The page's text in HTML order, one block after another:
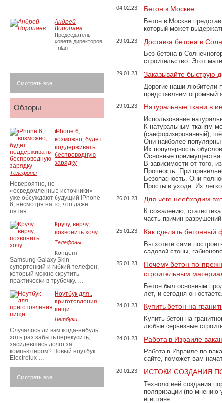
04.02.23 Бетон в Москве
Бетон в Москве
который может
29.01.23 Доставка бетона в
Без бетона в
строительство. Этот
29.01.23 Заказывайте быструю
Дорогие наши любители
представляем огромный
29.01.23 Натуральные ткани в
Использование
К натуральным тканям
(санфоризированный),
Они наиболее популярны
Их популярность
Основные преимущества
В зависимости от того,
Прочность. При
Безопасность. Они
Просты в уходе. Их
26.01.23 Для чего необходим
К сожалению,
часть причин
25.01.23 Как сделать бетонный
Вы хотите сами
садовой стены,
25.01.23
Почему бетон по-
строительным
Бетон был основным
лет, и сегодня он
24.01.23 Купить бетон на
Купить бетон на
любые серьезные
24.01.23 Работа в Израиле
Работа в Израиле по
сайте, поможет вам
20.01.23 ИСТОКИ СОЗДАНИЯ
Технологией создания
поляризации (по
египтяне. …
Андрей
Воропаев
Председатель
совета директоров,
Trilan
Смотреть все
Обзоры
iPhone 6,
возможно, будет
поддерживать
беспроводную
зарядку
Телефоны
Невероятно, но
«осведомленные источники»
уже обсуждают будущий iPhone
6, несмотря на то, что даже
пятая …
Кручу, верчу,
позвонить хочу
Телефоны
Концепт
Samsung Galaxy Skin —
супертонкий и гибкий телефон,
который можно скрутить
практически в трубочку. …
Ноутбук для..
приготовления
пищи
Нетбуки
Случалось ли вам когда-нибудь
хоть раз забыть перекусить,
засидевшись долго за
компьютером? Новый ноутбук
Electrolux …
Смотреть все